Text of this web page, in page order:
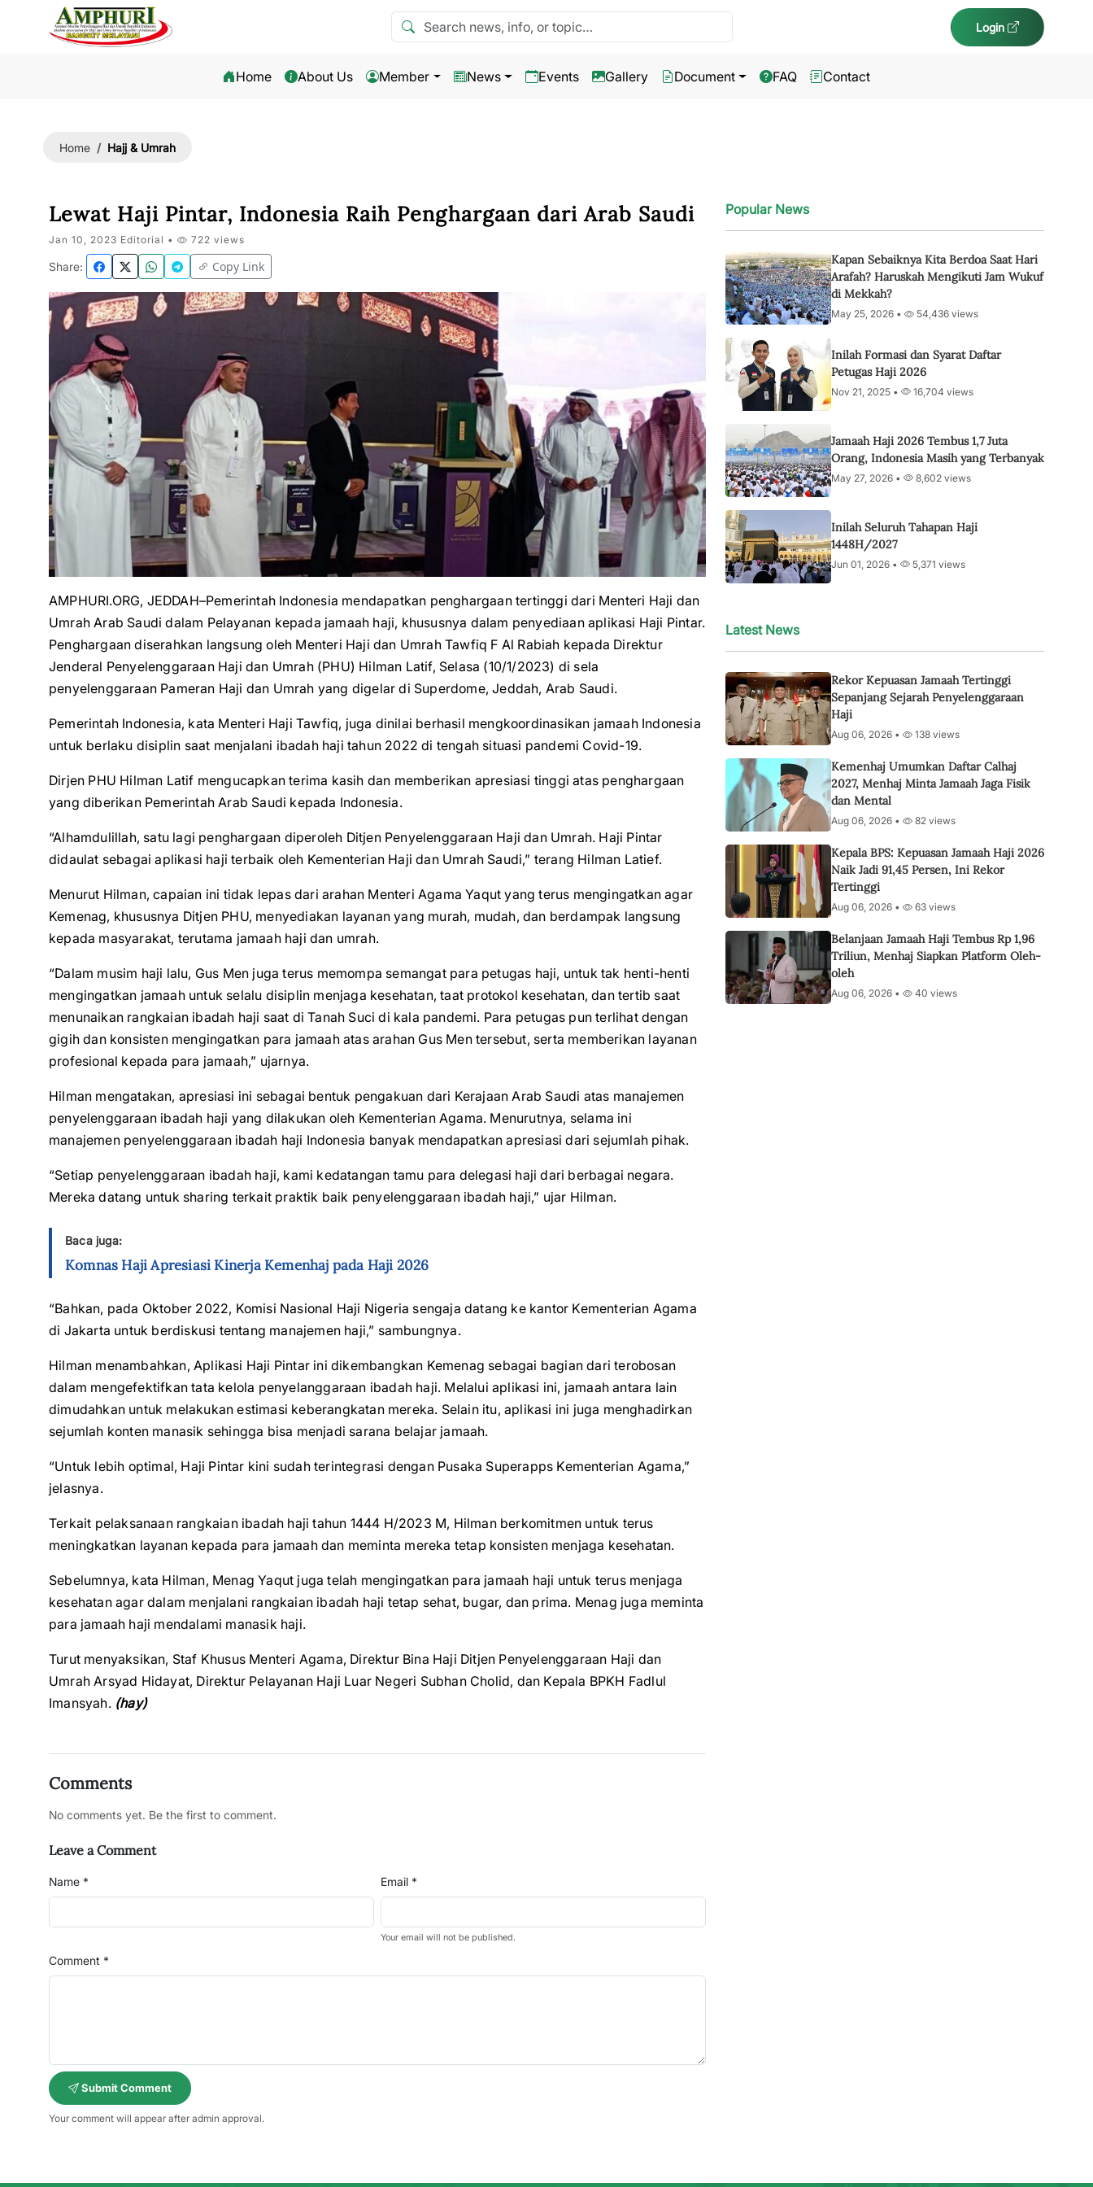
Search news Login
Home About Us Member News Events Gallery Document FAQ Contact
Home Hajj & Umrah
Lewat Haji Pintar, Indonesia Raih Penghargaan dari Arab Saudi
Jan 10, 2023 Editorial • 722 views
Share: Copy Link
AMPHURI.ORG, JEDDAH–Pemerintah Indonesia mendapatkan penghargaan tertinggi dari Menteri Haji dan
Umrah Arab Saudi dalam Pelayanan kepada jamaah haji, khususnya dalam penyediaan aplikasi Haji Pintar.
Penghargaan diserahkan langsung oleh Menteri Haji dan Umrah Tawfiq F Al Rabiah kepada Direktur
Jenderal Penyelenggaraan Haji dan Umrah (PHU) Hilman Latif, Selasa (10/1/2023) di sela
penyelenggaraan Pameran Haji dan Umrah yang digelar di Superdome, Jeddah, Arab Saudi.
Pemerintah Indonesia, kata Menteri Haji Tawfiq, juga dinilai berhasil mengkoordinasikan jamaah Indonesia
untuk berlaku disiplin saat menjalani ibadah haji tahun 2022 di tengah situasi pandemi Covid-19.
Dirjen PHU Hilman Latif mengucapkan terima kasih dan memberikan apresiasi tinggi atas penghargaan
yang diberikan Pemerintah Arab Saudi kepada Indonesia.
“Alhamdulillah, satu lagi penghargaan diperoleh Ditjen Penyelenggaraan Haji dan Umrah. Haji Pintar
didaulat sebagai aplikasi haji terbaik oleh Kementerian Haji dan Umrah Saudi,” terang Hilman Latief.
Menurut Hilman, capaian ini tidak lepas dari arahan Menteri Agama Yaqut yang terus mengingatkan agar
Kemenag, khususnya Ditjen PHU, menyediakan layanan yang murah, mudah, dan berdampak langsung
kepada masyarakat, terutama jamaah haji dan umrah.
“Dalam musim haji lalu, Gus Men juga terus memompa semangat para petugas haji, untuk tak henti-henti
mengingatkan jamaah untuk selalu disiplin menjaga kesehatan, taat protokol kesehatan, dan tertib saat
menunaikan rangkaian ibadah haji saat di Tanah Suci di kala pandemi. Para petugas pun terlihat dengan
gigih dan konsisten mengingatkan para jamaah atas arahan Gus Men tersebut, serta memberikan layanan
profesional kepada para jamaah,” ujarnya.
Hilman mengatakan, apresiasi ini sebagai bentuk pengakuan dari Kerajaan Arab Saudi atas manajemen
penyelenggaraan ibadah haji yang dilakukan oleh Kementerian Agama. Menurutnya, selama ini
manajemen penyelenggaraan ibadah haji Indonesia banyak mendapatkan apresiasi dari sejumlah pihak.
“Setiap penyelenggaraan ibadah haji, kami kedatangan tamu para delegasi haji dari berbagai negara.
Mereka datang untuk sharing terkait praktik baik penyelenggaraan ibadah haji,” ujar Hilman.
Baca juga:
Komnas Haji Apresiasi Kinerja Kemenhaj pada Haji 2026
“Bahkan, pada Oktober 2022, Komisi Nasional Haji Nigeria sengaja datang ke kantor Kementerian Agama
di Jakarta untuk berdiskusi tentang manajemen haji,” sambungnya.
Hilman menambahkan, Aplikasi Haji Pintar ini dikembangkan Kemenag sebagai bagian dari terobosan
dalam mengefektifkan tata kelola penyelanggaraan ibadah haji. Melalui aplikasi ini, jamaah antara lain
dimudahkan untuk melakukan estimasi keberangkatan mereka. Selain itu, aplikasi ini juga menghadirkan
sejumlah konten manasik sehingga bisa menjadi sarana belajar jamaah.
“Untuk lebih optimal, Haji Pintar kini sudah terintegrasi dengan Pusaka Superapps Kementerian Agama,”
jelasnya.
Terkait pelaksanaan rangkaian ibadah haji tahun 1444 H/2023 M, Hilman berkomitmen untuk terus
meningkatkan layanan kepada para jamaah dan meminta mereka tetap konsisten menjaga kesehatan.
Sebelumnya, kata Hilman, Menag Yaqut juga telah mengingatkan para jamaah haji untuk terus menjaga
kesehatan agar dalam menjalani rangkaian ibadah haji tetap sehat, bugar, dan prima. Menag juga meminta
para jamaah haji mendalami manasik haji.
Turut menyaksikan, Staf Khusus Menteri Agama, Direktur Bina Haji Ditjen Penyelenggaraan Haji dan
Umrah Arsyad Hidayat, Direktur Pelayanan Haji Luar Negeri Subhan Cholid, dan Kepala BPKH Fadlul
Imansyah. (hay)
Comments
No comments yet. Be the first to comment.
Leave a Comment
Name * Email *
Your email will not be published.
Comment *
Submit Comment
Your comment will appear after admin approval.
Popular News
Kapan Sebaiknya Kita Berdoa Saat Hari
Arafah? Haruskah Mengikuti Jam Wukuf
di Mekkah?
May 25, 2026 • 54,436 views
Inilah Formasi dan Syarat Daftar
Petugas Haji 2026
Nov 21, 2025 • 16,704 views
Jamaah Haji 2026 Tembus 1,7 Juta
Orang, Indonesia Masih yang Terbanyak
May 27, 2026 • 8,602 views
Inilah Seluruh Tahapan Haji
1448H/2027
Jun 01, 2026 • 5,371 views
Latest News
Rekor Kepuasan Jamaah Tertinggi
Sepanjang Sejarah Penyelenggaraan
Haji
Aug 06, 2026 • 138 views
Kemenhaj Umumkan Daftar Calhaj
2027, Menhaj Minta Jamaah Jaga Fisik
dan Mental
Aug 06, 2026 • 82 views
Kepala BPS: Kepuasan Jamaah Haji 2026
Naik Jadi 91,45 Persen, Ini Rekor
Tertinggi
Aug 06, 2026 • 63 views
Belanjaan Jamaah Haji Tembus Rp 1,96
Triliun, Menhaj Siapkan Platform Oleh-
oleh
Aug 06, 2026 • 40 views